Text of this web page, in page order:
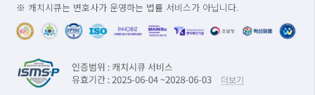
※ 캐치시큐는 변호사가 운영하는 법률 서비스가 아닙니다.